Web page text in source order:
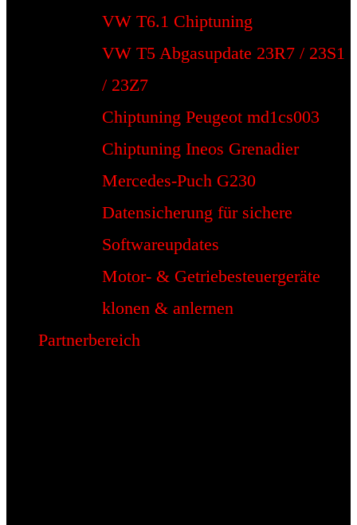
VW T6.1 Chiptuning
VW T5 Abgasupdate 23R7 / 23S1
/ 23Z7
Chiptuning Peugeot md1cs003
Chiptuning Ineos Grenadier
Mercedes-Puch G230
Datensicherung für sichere
Softwareupdates
Motor- & Getriebesteuergeräte
klonen & anlernen
Partnerbereich